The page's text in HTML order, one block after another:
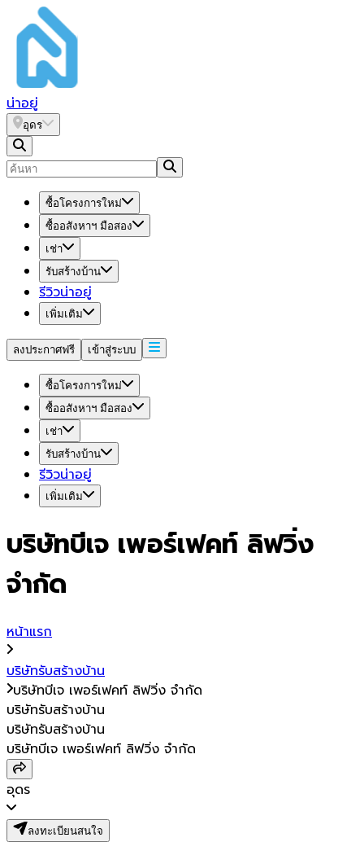
น่าอยู่
อุดร
ซื้อโครงการใหม่
ซื้ออสังหาฯ มือสอง
เช่า
รับสร้างบ้าน
รีวิวน่าอยู่
เพิ่มเติม
ลงประกาศฟรี เข้าสู่ระบบ
ซื้อโครงการใหม่
ซื้ออสังหาฯ มือสอง
เช่า
รับสร้างบ้าน
รีวิวน่าอยู่
เพิ่มเติม
บริษัทบีเจ เพอร์เฟคท์ ลิฟวิ่ง
จำกัด
หน้าแรก
บริษัทรับสร้างบ้าน
บริษัทบีเจ เพอร์เฟคท์ ลิฟวิ่ง จำกัด
บริษัทรับสร้างบ้าน
บริษัทรับสร้างบ้าน
บริษัทบีเจ เพอร์เฟคท์ ลิฟวิ่ง จำกัด
อุดร
ลงทะเบียนสนใจ